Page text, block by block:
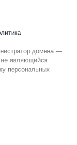
домена —
не являющийся
персональных